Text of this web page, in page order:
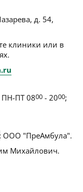
д. 54,
клиники или в
ПН-ПТ 0800 - 2000;
ООО "ПреАмбула".
Михайлович.